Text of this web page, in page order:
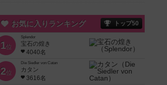
お気に入りランキング トップ50
1位
Splendor
宝石の煌き
4040名
2位
Die Siedler von Catan
カタン
3616名